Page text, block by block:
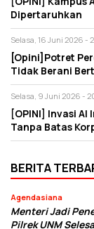
Dipertaruhkan
Selasa, 16 Juni 2026 -
[Opini]Potret
Tidak Berani
Selasa, 9 Juni 2026 -
[OPINI] Invasi
Tanpa Batas
BERITA
Agendasiana
Menteri Jadi
Pilrek UNM